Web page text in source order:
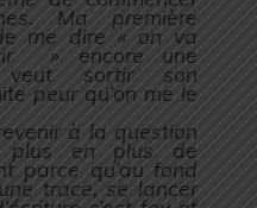
Ma première
me dire « on va
» encore une
veut sortir son
peur qu’on me le
à la question
en plus de
parce qu’au fond
trace, se lancer